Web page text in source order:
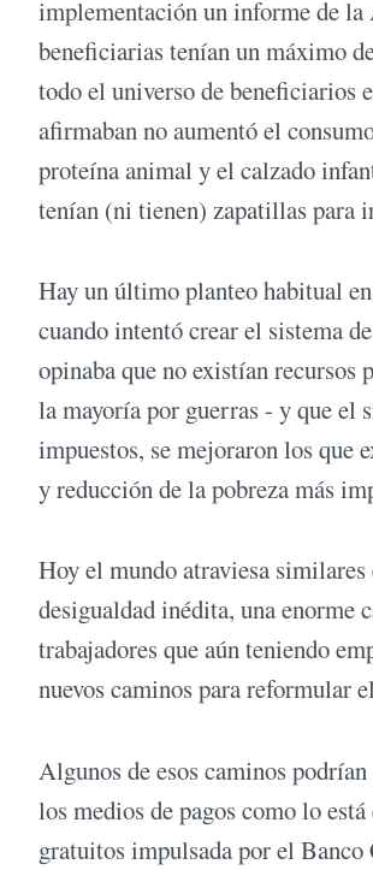
implementación un informe de la
beneficiarias tenían un máximo
todo el universo de beneficiarios
afirmaban no aumentó el
proteína animal y el calzado
tenían (ni tienen) zapatillas para
Hay un último planteo habitual
cuando intentó crear el sistema
opinaba que no existían recursos
la mayoría por guerras - y que el
impuestos, se mejoraron los que
y reducción de la pobreza más
Hoy el mundo atraviesa similares
desigualdad inédita, una enorme
trabajadores que aún teniendo
nuevos caminos para reformular
Algunos de esos caminos
los medios de pagos como lo
gratuitos impulsada por el